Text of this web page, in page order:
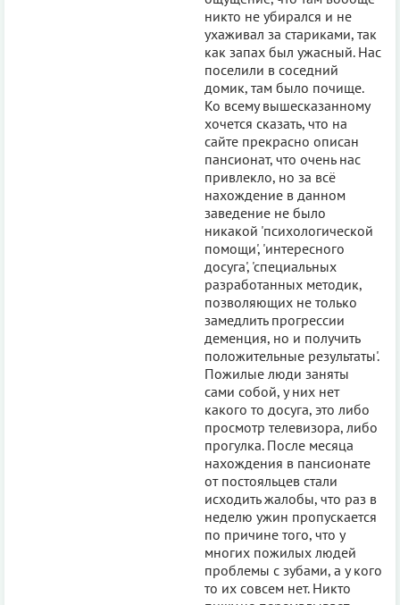
никто не убирался и не
ухаживал за стариками, так
как запах был ужасный. Нас
поселили в соседний
домик, там было почище.
Ко всему вышесказанному
хочется сказать, что на
сайте прекрасно описан
пансионат, что очень нас
привлекло, но за всё
нахождение в данном
заведение не было
никакой 'психологической
помощи', 'интересного
досуга', 'специальных
разработанных методик,
позволяющих не только
замедлить прогрессии
деменция, но и получить
положительные результаты'.
Пожилые люди заняты
сами собой, у них нет
какого то досуга, это либо
просмотр телевизора, либо
прогулка. После месяца
нахождения в пансионате
от постояльцев стали
исходить жалобы, что раз в
неделю ужин пропускается
по причине того, что у
многих пожилых людей
проблемы с зубами, а у кого
то их совсем нет. Никто